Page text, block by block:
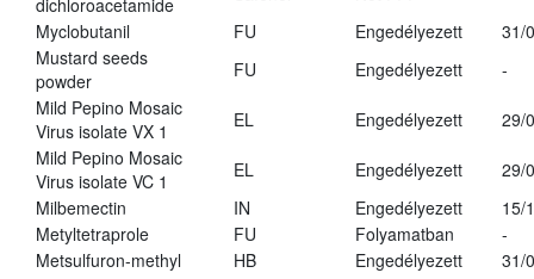
dichloroacetamide
Myclobutanil
FU Engedélyezett
31/
Mustard seeds
powder
FU Engedélyezett
-
Mild Pepino Mosaic
Virus isolate VX 1
EL Engedélyezett
29/
Mild Pepino Mosaic
Virus isolate VC 1
EL Engedélyezett
29/
Milbemectin
IN Engedélyezett
15/
Metyltetraprole
FU Folyamatban
-
Metsulfuron-methyl
HB Engedélyezett
31/